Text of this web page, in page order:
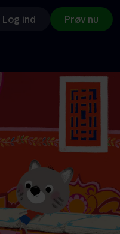
Log ind Prøv nu